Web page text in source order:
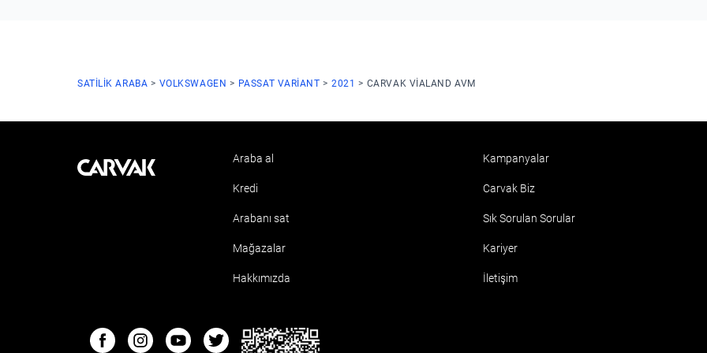
SATILIK ARABA VOLKSWAGEN PASSAT VARIANT 2021 CARVAK VIALAND AVM
Kavak Araba al
Kredi
Arabanı sat
Mağazalar
Hakkımızda
Kampanyalar
Carvak Biz
Sık Sorulan Sorular
Kariyer
İletişim
FacebookInstagramYoutubeTwitter
ETBIS